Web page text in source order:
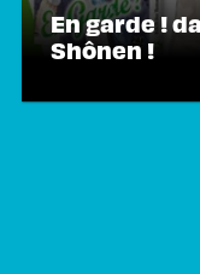
En garde !
Shônen !